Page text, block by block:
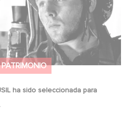
PATRIMONIO
ha sido seleccionada para